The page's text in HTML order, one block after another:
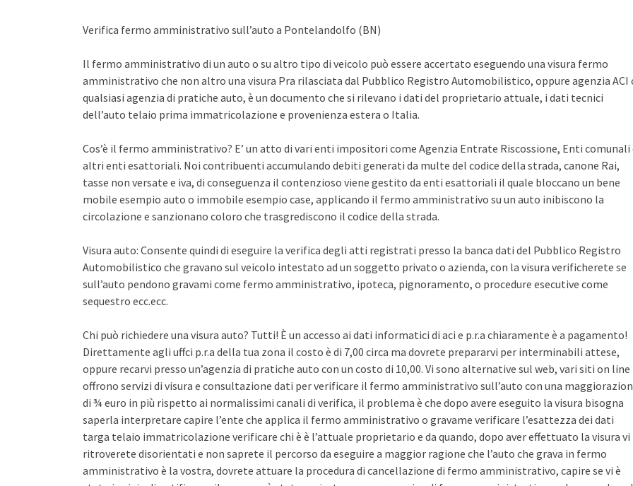
Verifica fermo amministrativo sull’auto a Pontelandolfo (BN)
Il fermo amministrativo di un auto o su altro tipo di veicolo può essere accertato eseguendo una visura fermo
amministrativo che non altro una visura Pra rilasciata dal Pubblico Registro Automobilistico, oppure agenzia ACI
qualsiasi agenzia di pratiche auto, è un documento che si rilevano i dati del proprietario attuale, i dati tecnici
dell’auto telaio prima immatricolazione e provenienza estera o Italia.
Cos’è il fermo amministrativo? E’ un atto di vari enti impositori come Agenzia Entrate Riscossione, Enti comunali
altri enti esattoriali. Noi contribuenti accumulando debiti generati da multe del codice della strada, canone Rai,
tasse non versate e iva, di conseguenza il contenzioso viene gestito da enti esattoriali il quale bloccano un bene
mobile esempio auto o immobile esempio case, applicando il fermo amministrativo su un auto inibiscono la
circolazione e sanzionano coloro che trasgrediscono il codice della strada.
Visura auto: Consente quindi di eseguire la verifica degli atti registrati presso la banca dati del Pubblico Registro
Automobilistico che gravano sul veicolo intestato ad un soggetto privato o azienda, con la visura verificherete se
sull’auto pendono gravami come fermo amministrativo, ipoteca, pignoramento, o procedure esecutive come
sequestro ecc.ecc.
Chi può richiedere una visura auto? Tutti! È un accesso ai dati informatici di aci e p.r.a chiaramente è a pagamento!
Direttamente agli uffci p.r.a della tua zona il costo è di 7,00 circa ma dovrete prepararvi per interminabili attese,
oppure recarvi presso un’agenzia di pratiche auto con un costo di 10,00. Vi sono alternative sul web, vari siti on line
offrono servizi di visura e consultazione dati per verificare il fermo amministrativo sull’auto con una
di ¾ euro in più rispetto ai normalissimi canali di verifica, il problema è che dopo avere eseguito la visura bisogna
saperla interpretare capire l’ente che applica il fermo amministrativo o gravame verificare l’esattezza dei dati
targa telaio immatricolazione verificare chi è è l’attuale proprietario e da quando, dopo aver effettuato la visura vi
ritroverete disorientati e non saprete il percorso da eseguire a maggior ragione che l’auto che grava in fermo
amministrativo è la vostra, dovrete attuare la procedura di cancellazione di fermo amministrativo, capire se vi è